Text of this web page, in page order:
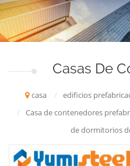
Casas De
casa / edificios
/
Casa de contenedores
de dormitorios